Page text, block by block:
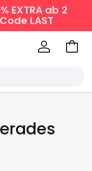
EXTRA ab 2
LAST
Zum